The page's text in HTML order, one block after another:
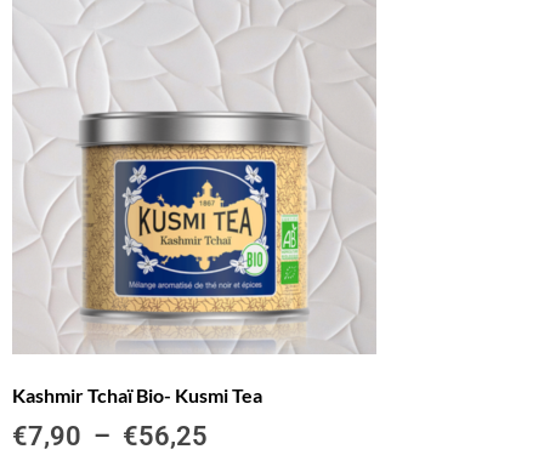
Kashmir Tchaï Bio- Kusmi Tea
€7,90 – €56,25